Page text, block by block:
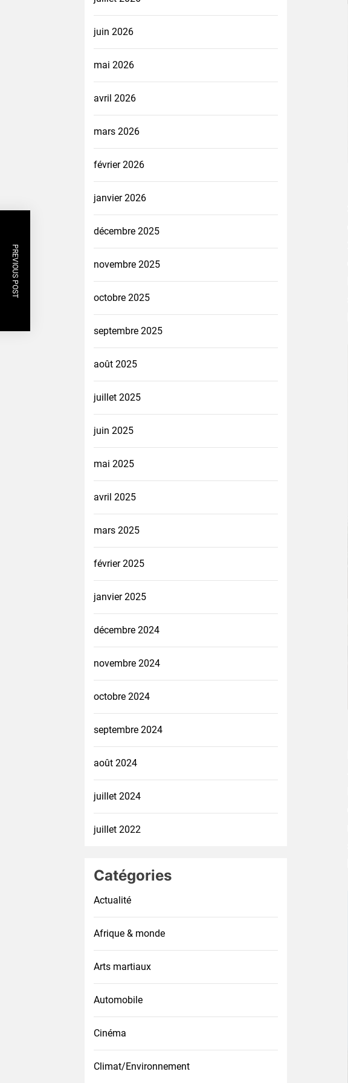
PREVIOUS POST
juin 2026
mai 2026
avril 2026
mars 2026
février 2026
janvier 2026
décembre 2025
novembre 2025
octobre 2025
septembre 2025
août 2025
juillet 2025
juin 2025
mai 2025
avril 2025
mars 2025
février 2025
janvier 2025
décembre 2024
novembre 2024
octobre 2024
septembre 2024
août 2024
juillet 2024
juillet 2022
Catégories
Actualité
Afrique & monde
Arts martiaux
Automobile
Cinéma
Climat/Environnement